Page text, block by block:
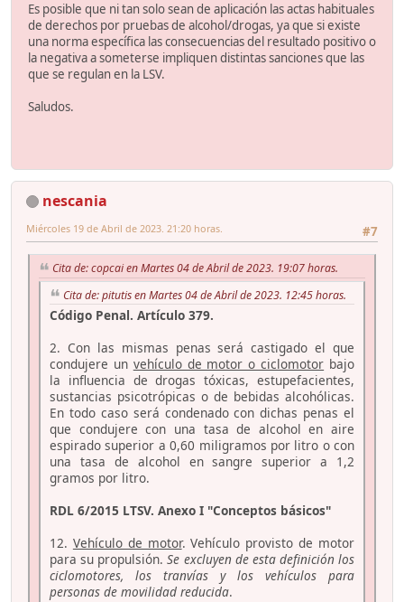
Es posible que ni tan solo sean de aplicación las actas habituales
de derechos por pruebas de alcohol/drogas, ya que si existe
una norma específica las consecuencias del resultado positivo o
la negativa a someterse impliquen distintas sanciones que las
que se regulan en la LSV.
Saludos.
nescania
#7
Miércoles 19 de Abril de 2023. 21:20 horas.
Cita de: copcai en Martes 04 de Abril de 2023. 19:07 horas.
Cita de: pitutis en Martes 04 de Abril de 2023. 12:45 horas.
Código Penal. Artículo 379.
2. Con las mismas penas será castigado el que
condujere un vehículo de motor o ciclomotor bajo
la influencia de drogas tóxicas, estupefacientes,
sustancias psicotrópicas o de bebidas alcohólicas.
En todo caso será condenado con dichas penas el
que condujere con una tasa de alcohol en aire
espirado superior a 0,60 miligramos por litro o con
una tasa de alcohol en sangre superior a 1,2
gramos por litro.
RDL 6/2015 LTSV. Anexo I "Conceptos básicos"
12. Vehículo de motor. Vehículo provisto de motor
para su propulsión.Se excluyen de esta definición los
ciclomotores, los tranvías y los vehículos para
personas de movilidad reducida.